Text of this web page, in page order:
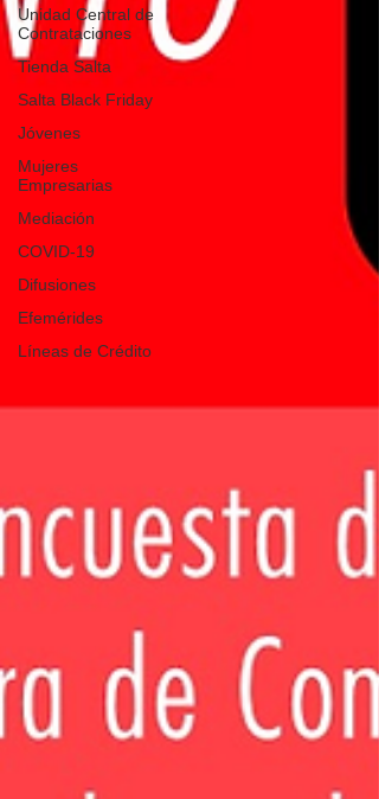
Unidad Central de
Contrataciones
Tienda Salta
Salta Black Friday
Jóvenes
Mujeres
Empresarias
Mediación
COVID-19
Difusiones
Efemérides
Líneas de Crédito